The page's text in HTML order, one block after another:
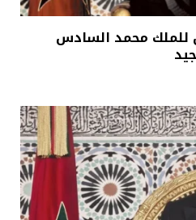
للملك محمد السادس